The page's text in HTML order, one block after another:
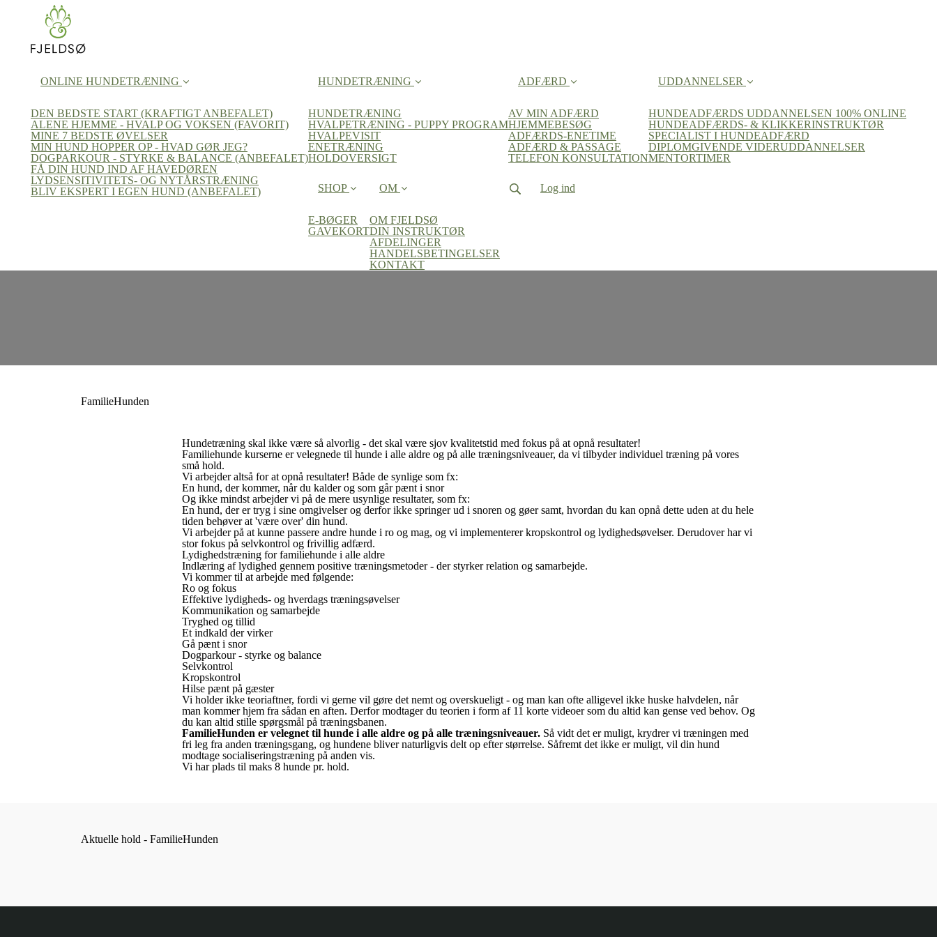
ONLINE HUNDETRÆNING
DEN BEDSTE START (KRAFTIGT ANBEFALET)
ALENE HJEMME - HVALP OG VOKSEN (FAVORIT)
MINE 7 BEDSTE ØVELSER
MIN HUND HOPPER OP - HVAD GØR JEG?
DOGPARKOUR - STYRKE & BALANCE (ANBEFALET)
FÅ DIN HUND IND AF HAVEDØREN
LYDSENSITIVITETS- OG NYTÅRSTRÆNING
BLIV EKSPERT I EGEN HUND (ANBEFALET)
HUNDETRÆNING
HUNDETRÆNING
HVALPETRÆNING - PUPPY PROGRAM
HVALPEVISIT
ENETRÆNING
HOLDOVERSIGT
ADFÆRD
AV MIN ADFÆRD
HJEMMEBESØG
ADFÆRDS-ENETIME
ADFÆRD & PASSAGE
TELEFON KONSULTATION
UDDANNELSER
HUNDEADFÆRDS UDDANNELSEN 100% ONLINE
HUNDEADFÆRDS- & KLIKKERINSTRUKTØR
SPECIALIST I HUNDEADFÆRD
DIPLOMGIVENDE VIDERUDDANNELSER
MENTORTIMER
SHOP
E-BØGER
GAVEKORT
OM
OM FJELDSØ
DIN INSTRUKTØR
AFDELINGER
HANDELSBETINGELSER
KONTAKT
Log ind
FamilieHunden
Hundetræning skal ikke være så alvorlig - det skal være sjov kvalitetstid med fokus på at opnå resultater!
Familiehunde kurserne er velegnede til hunde i alle aldre og på alle træningsniveauer, da vi tilbyder individuel træning på vores
små hold.
Vi arbejder altså for at opnå resultater! Både de synlige som fx:
En hund, der kommer, når du kalder og som går pænt i snor
Og ikke mindst arbejder vi på de mere usynlige resultater, som fx:
En hund, der er tryg i sine omgivelser og derfor ikke springer ud i snoren og gøer samt, hvordan du kan opnå dette uden at du hele
tiden behøver at 'være over' din hund.
Vi arbejder på at kunne passere andre hunde i ro og mag, og vi implementerer kropskontrol og lydighedsøvelser. Derudover har vi
stor fokus på selvkontrol og frivillig adfærd.
Lydighedstræning for familiehunde i alle aldre
Indlæring af lydighed gennem positive træningsmetoder - der styrker relation og samarbejde.
Vi kommer til at arbejde med følgende:
Ro og fokus
Effektive lydigheds- og hverdags træningsøvelser
Kommunikation og samarbejde
Tryghed og tillid
Et indkald der virker
Gå pænt i snor
Dogparkour - styrke og balance
Selvkontrol
Kropskontrol
Hilse pænt på gæster
Vi holder ikke teoriaftner, fordi vi gerne vil gøre det nemt og overskueligt - og man kan ofte alligevel ikke huske halvdelen, når
man kommer hjem fra sådan en aften. Derfor modtager du teorien i form af 11 korte videoer som du altid kan gense ved behov. Og
du kan altid stille spørgsmål på træningsbanen.
FamilieHunden er velegnet til hunde i alle aldre og på alle træningsniveauer.Så vidt det er muligt, krydrer vi træningen med
fri leg fra anden træningsgang, og hundene bliver naturligvis delt op efter størrelse. Såfremt det ikke er muligt, vil din hund
modtage socialiseringstræning på anden vis.
Vi har plads til maks 8 hunde pr. hold.
Aktuelle hold - FamilieHunden